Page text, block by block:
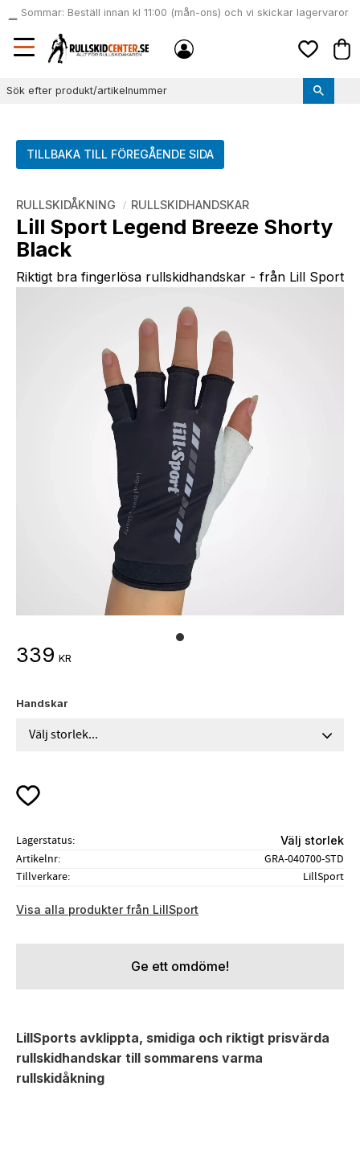
Meny
local_shipping
Sommar: Beställ innan kl 11:00 (mån-ons) och vi skickar lagervaror
samma dag
TILLBAKA TILL FÖREGÅENDE SIDA
RULLSKIDÅKNING RULLSKIDHANDSKAR
Lill Sport Legend Breeze Shorty
Black
Riktigt bra fingerlösa rullskidhandskar - från Lill Sport
339 KR
Handskar
Lägg till i favoriter
Lagerstatus Välj storlek
Artikelnr
GRA-040700-STD
Tillverkare
LillSport
Visa alla produkter från LillSport
Ge ett omdöme!
LillSports avklippta, smidiga och riktigt prisvärda
rullskidhandskar till sommarens varma
rullskidåkning